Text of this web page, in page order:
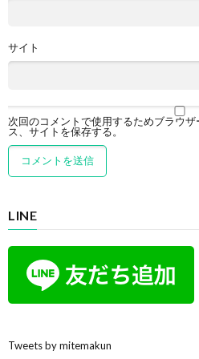
サイト
次回のコメントで使用するためブラウ
ス、サイトを保存する。
LINE
Tweets by mitemakun